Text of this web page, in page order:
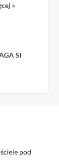
»
SI
pod